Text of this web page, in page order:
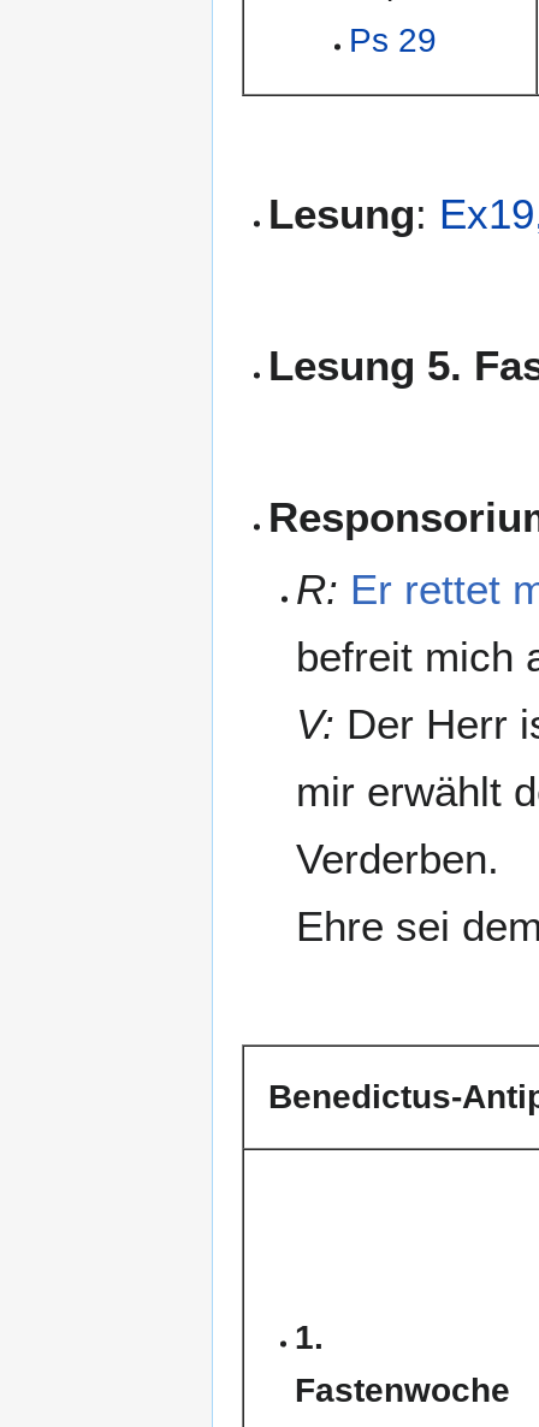
Ps 29
Lesung:
Lesung 5.
R: Er rettet
befreit mich
V: Der Herr
mir erwählt
Verderben.
Ehre sei
Benedictus-
1.
Fastenwoche